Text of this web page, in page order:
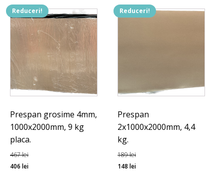
Reduceri!
Prespan grosime 4mm,
1000x2000mm, 9 kg
placa.
467lei
Prețul
406 leiPrețul
Reduceri!
Prespan
2x1000x2000mm, 4,4
kg.
189lei
Prețul
148leiPrețul